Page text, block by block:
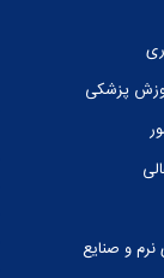
پزشکی
و صنایع